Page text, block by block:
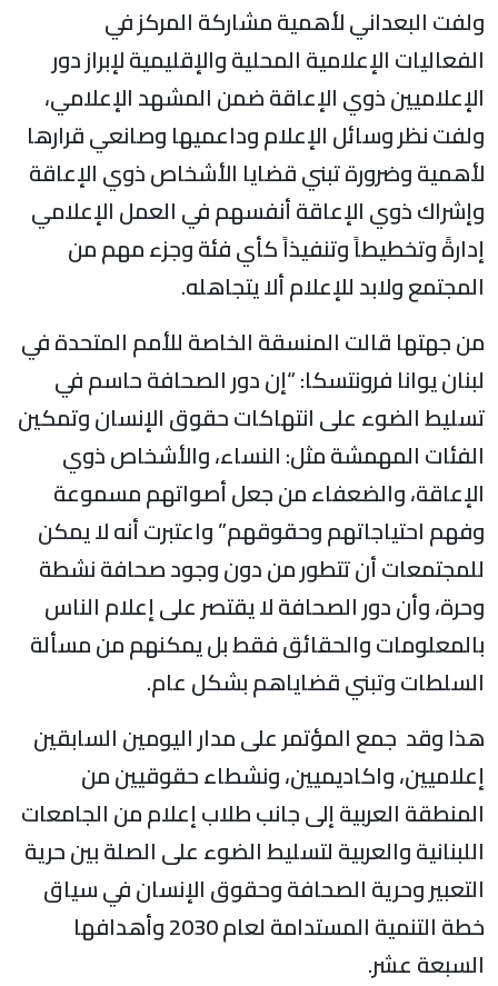
ولفت البعداني لأهمية مشاركة المركز في
الفعاليات الإعلامية المحلية والإقليمية لإبراز دور
الإعلاميين ذوي الإعاقة ضمن المشهد الإعلامي،
ولفت نظر وسائل الإعلام وداعميها وصانعي قرارها
لأهمية وضرورة تبني قضايا الأشخاص ذوي الإعاقة
وإشراك ذوي الإعاقة أنفسهم في العمل الإعلامي
إدارةً وتخطيطاً وتنفيذاً كأي فئة وجزء مهم من
المجتمع ولابد للإعلام ألا يتجاهله.
من جهتها قالت المنسقة الخاصة للأمم المتحدة في
لبنان يوانا فرونتسكا: “إن دور الصحافة حاسم في
تسليط الضوء على انتهاكات حقوق الإنسان وتمكين
الفئات المهمشة مثل: النساء، والأشخاص ذوي
الإعاقة، والضعفاء من جعل أصواتهم مسموعة
وفهم احتياجاتهم وحقوقهم” واعتبرت أنه لا يمكن
للمجتمعات أن تتطور من دون وجود صحافة نشطة
وحرة، وأن دور الصحافة لا يقتصر على إعلام الناس
بالمعلومات والحقائق فقط بل يمكنهم من مسألة
السلطات وتبني قضاياهم بشكل عام.
هذا وقد جمع المؤتمر على مدار اليومين السابقين
إعلاميين، واكاديميين، ونشطاء حقوقيين من
المنطقة العربية إلى جانب طلاب إعلام من الجامعات
اللبنانية والعربية لتسليط الضوء على الصلة بين حرية
التعبير وحرية الصحافة وحقوق الإنسان في سياق
خطة التنمية المستدامة لعام 2030 وأهدافها
السبعة عشر.